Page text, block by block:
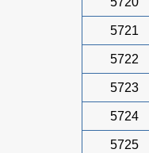
5721
5722
5723
5724
5725